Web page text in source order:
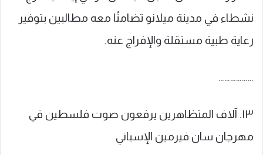
نشطاء في مدينة ميلانو تضامنًا معه مطالبين بتوفير
رعاية طبية مستقلة والإفراج عنه.
………………
١٣. آلاف المتظاهرين يرفعون صوت فلسطين في
مهرجان سان فيرمين الإسباني